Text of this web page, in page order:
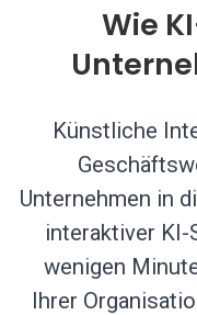
Wie
Künstliche
Unternehmen in
interaktiver KI-
wenigen
Ihrer